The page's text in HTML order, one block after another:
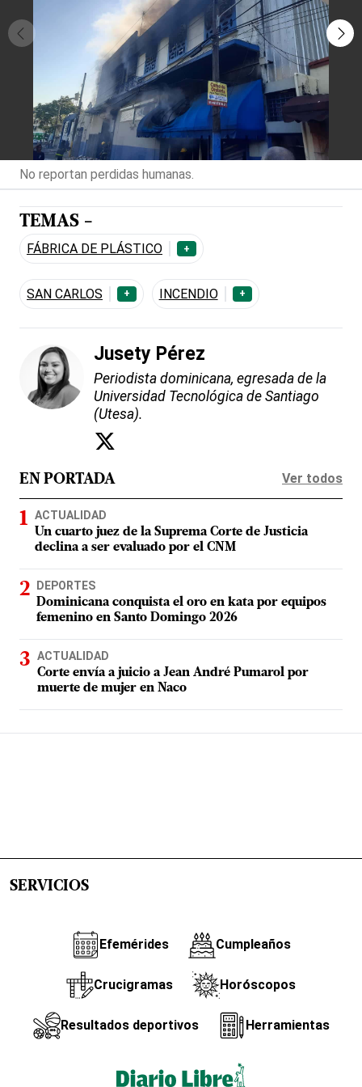
No reportan perdidas humanas.
TEMAS -
FÁBRICA DE PLÁSTICO +
SAN CARLOS + INCENDIO +
Jusety Pérez
Periodista dominicana, egresada de la
Universidad Tecnológica de Santiago
(Utesa).
EN PORTADA Ver todos
ACTUALIDAD
Un cuarto juez de la Suprema Corte de Justicia
declina a ser evaluado por el CNM
DEPORTES
Dominicana conquista el oro en kata por equipos
femenino en Santo Domingo 2026
ACTUALIDAD
Corte envía a juicio a Jean André Pumarol por
muerte de mujer en Naco
SERVICIOS
Efemérides Cumpleaños
Crucigramas Horóscopos
Resultados deportivos Herramientas